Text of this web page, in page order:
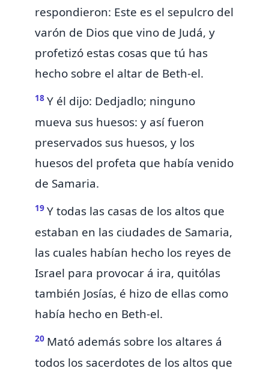
respondieron: Este es el sepulcro del
varón de Dios que vino de Judá, y
profetizó estas cosas que tú has
hecho sobre el altar de Beth-el.
18 Y él dijo: Dedjadlo; ninguno
mueva sus huesos: y así fueron
preservados sus huesos, y los
huesos del profeta que había venido
de Samaria.
19 Y todas las casas de los altos que
estaban en las ciudades de Samaria,
las cuales habían hecho los reyes de
Israel para provocar á ira, quitólas
también Josías, é hizo de ellas como
había hecho en Beth-el.
20 Mató además sobre los altares á
todos los sacerdotes de los altos que